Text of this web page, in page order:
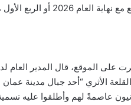
من العام الذي يليه”.
الموقع، قال المدير العام
الأثري “أحد جبال مدينة
عاصمةً لهم وأطلقوا عليه